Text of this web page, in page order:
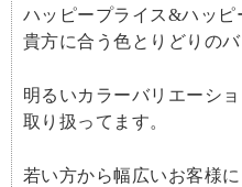
ハッピープライス&ハッピ
貴方に合う色とりどりのバ
明るいカラーバリエーシ
取り扱ってます。
若い方から幅広いお客様